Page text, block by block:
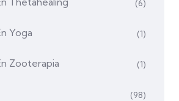
(6)
Yoga (1)
Zooterapia (1)
(98)